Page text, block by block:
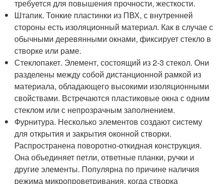
требуется для повышения прочности, жесткости.
Штапик. Тонкие пластинки из ПВХ, с внутренней
стороны есть изоляционный материал. Как в случае с
обычными деревянными окнами, фиксирует стекло в
створке или раме.
Стеклопакет. Элемент, состоящий из 2-3 стекол. Они
разделены между собой дистанционной рамкой из
материала, обладающего высокими изоляционными
свойствами. Встречаются пластиковые окна с одним
стеклом или с непрозрачным заполнением.
Фурнитура. Несколько элементов создают систему
для открытия и закрытия оконной створки.
Распространена поворотно-откидная конструкция.
Она объединяет петли, ответные планки, ручки и
другие элементы. Популярна по причине наличия
режима микропроветривания, когда створка